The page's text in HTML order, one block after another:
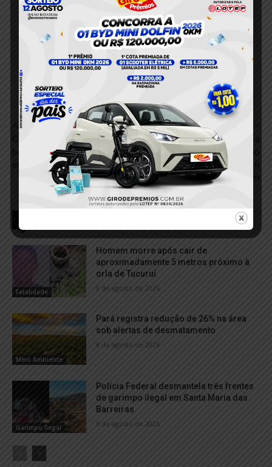
Anterior
Confusão é registrada em
bar no Distrito de Miritituba,
em Itaituba (PA)
53º BIS de Itaituba intensifica
treinamentos para atuação
na segurança da COP 30 em
Fatalidade
Homem morre após cair de
aproximadamente 5 metros próximo à
orla de Tucuruí
8 de agosto de 2026
Meio Ambiente
Pará registra redução de 26% na área
sob alertas de desmatamento
8 de agosto de 2026
Garimpo Ilegal
Polícia Federal desmantela três frentes
de garimpo ilegal em Santa Maria das
Barreiras
6 de agosto de 2026